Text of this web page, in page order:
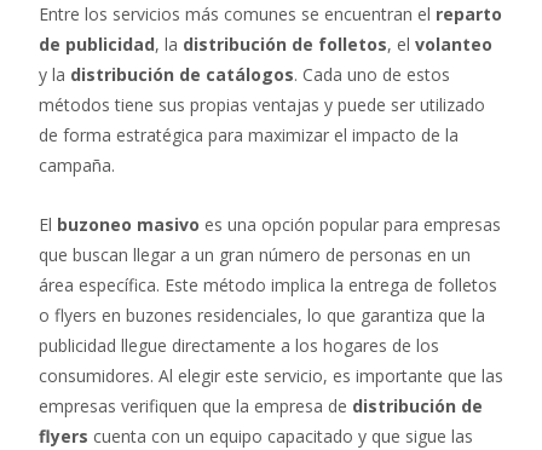
Entre los servicios más comunes se encuentran el reparto
de publicidad, la distribución de folletos, el volanteo
y la distribución de catálogos. Cada uno de estos
métodos tiene sus propias ventajas y puede ser utilizado
de forma estratégica para maximizar el impacto de la
campaña.
El buzoneo masivo es una opción popular para empresas
que buscan llegar a un gran número de personas en un
área específica. Este método implica la entrega de folletos
o flyers en buzones residenciales, lo que garantiza que la
publicidad llegue directamente a los hogares de los
consumidores. Al elegir este servicio, es importante que las
empresas verifiquen que la empresa de distribución de
flyers cuenta con un equipo capacitado y que sigue las